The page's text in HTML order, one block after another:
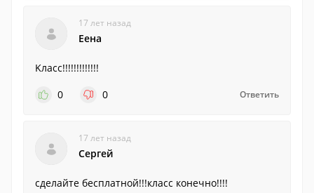
17 лет назад
Eена
Kласс!!!!!!!!!!!!!
0
0 Ответить
17 лет назад
Сергей
сделайте бесплатной!!!класс конечно!!!!